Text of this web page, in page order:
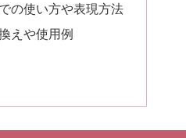
の使い方や表現方法
えや使用例